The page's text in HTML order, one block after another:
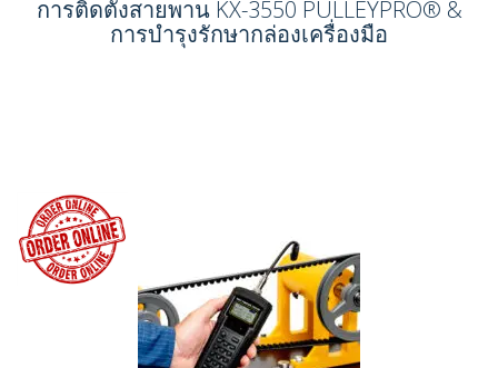
การติดตั้งสายพาน KX-3550 PULLEYPRO® &
การบำรุงรักษากล่องเครื่องมือ